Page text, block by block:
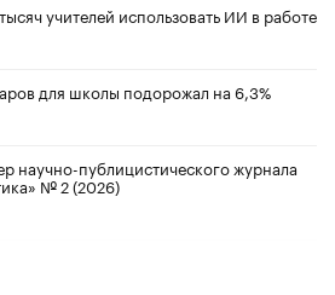
учителей использовать ИИ в работе
для школы подорожал на 6,3%
научно-публицистического журнала
№ 2 (2026)